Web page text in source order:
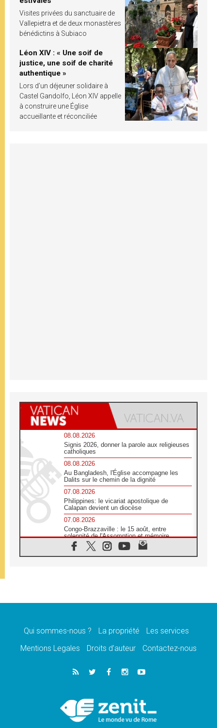
Visites privées du sanctuaire de
Vallepietra et de deux monastères
bénédictins à Subiaco
Léon XIV : « Une soif de
justice, une soif de charité
authentique »
Lors d’un déjeuner solidaire à
Castel Gandolfo, Léon XIV appelle
à construire une Église
accueillante et réconciliée
08.08.2026
Signis 2026, donner la parole aux religieuses
catholiques
08.08.2026
Au Bangladesh, l'Église accompagne les
Dalits sur le chemin de la dignité
07.08.2026
Philippines: le vicariat apostolique de
Calapan devient un diocèse
07.08.2026
Congo-Brazzaville : le 15 août, entre
solennité de l'Assomption et mémoire
nationale
07.08.2026
Pape en France dévoilé
1ère Conférence continentale sur l'éducation
catholique en Afrique
07.08.2026
Un logo symbolique pour la venue du Pape
Cardinal Rossi: «La venue du Pape Léon en
Argentine est un hommage à François»
Qui sommes-nous ? La propriété
Les services
Mentions Legales
Droits d’auteur Contactez-nous